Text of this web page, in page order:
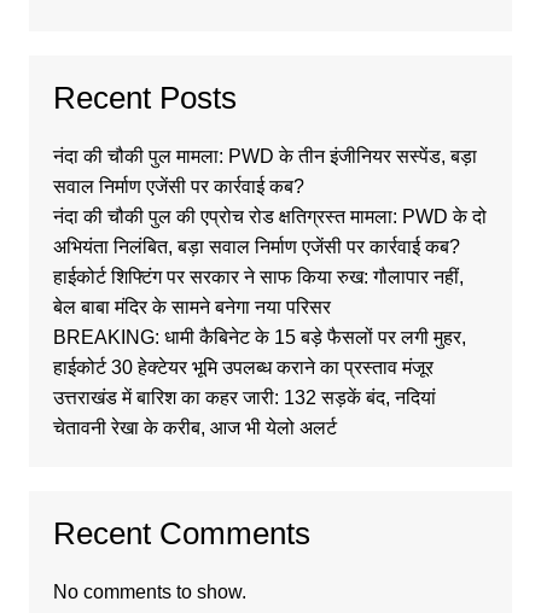
Recent Posts
नंदा की चौकी पुल मामला: PWD के तीन इंजीनियर सस्पेंड, बड़ा
सवाल निर्माण एजेंसी पर कार्रवाई कब?
नंदा की चौकी पुल की एप्रोच रोड क्षतिग्रस्त मामला: PWD के दो
अभियंता निलंबित, बड़ा सवाल निर्माण एजेंसी पर कार्रवाई कब?
हाईकोर्ट शिफ्टिंग पर सरकार ने साफ किया रुख: गौलापार नहीं,
बेल बाबा मंदिर के सामने बनेगा नया परिसर
BREAKING: धामी कैबिनेट के 15 बड़े फैसलों पर लगी मुहर,
हाईकोर्ट 30 हेक्टेयर भूमि उपलब्ध कराने का प्रस्ताव मंजूर
उत्तराखंड में बारिश का कहर जारी: 132 सड़कें बंद, नदियां
चेतावनी रेखा के करीब, आज भी येलो अलर्ट
Recent Comments
No comments to show.